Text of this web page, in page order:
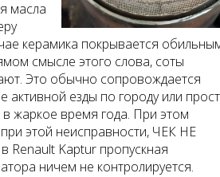
масла
керамика покрывается
смысле этого слова, соты
Это обычно сопровождается
активной езды по городу или
жаркое время года. При этом
этой неисправности, ЧЕК НЕ
Renault Kaptur пропускная
ничем не контролируется.